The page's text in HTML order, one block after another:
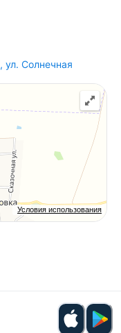
, ул. Солнечная
Условия использования